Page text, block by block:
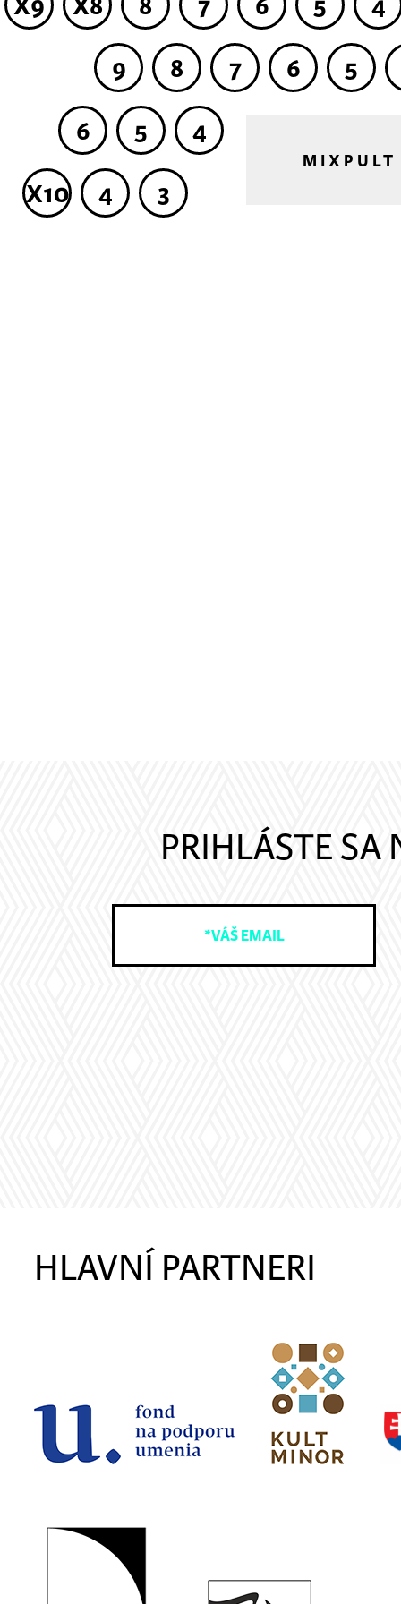
5
6
7
8
9
4
5
6
3
4
X10
MIXPULT
PRIHLÁSTE
HLAVNÍ PARTNERI